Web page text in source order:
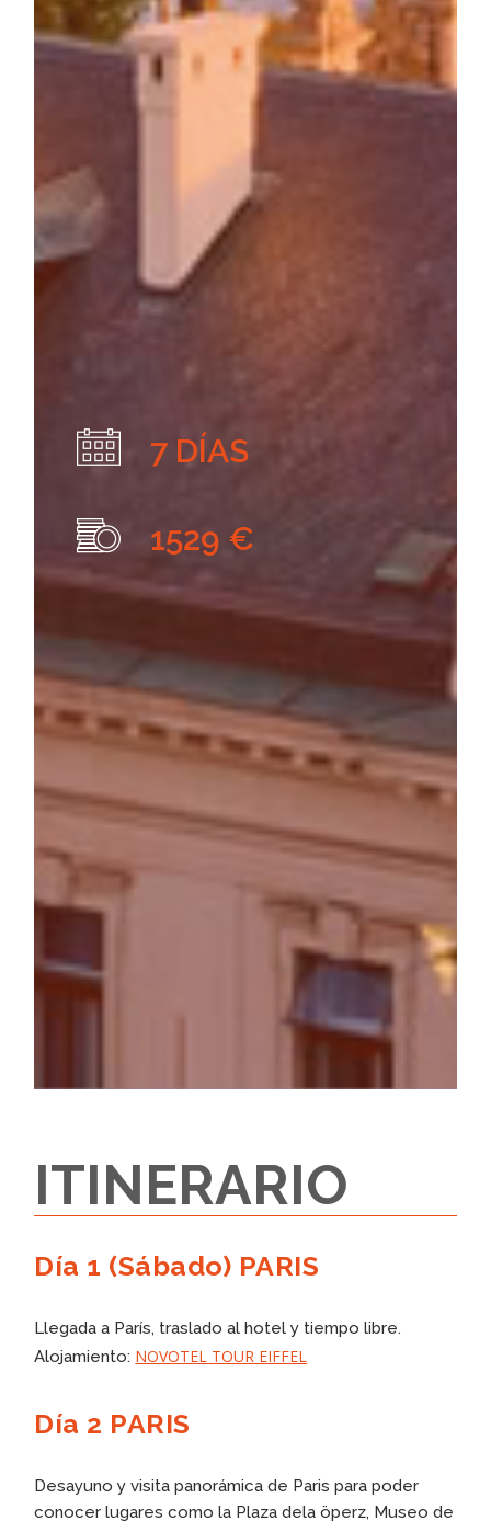
7 DÍAS
1529 €
ITINERARIO
Día 1 (Sábado) PARIS
Llegada a París, traslado al hotel y tiempo libre.
Alojamiento: NOVOTEL TOUR EIFFEL
Día 2 PARIS
Desayuno y visita panorámica de Paris para poder
conocer lugares como la Plaza dela öperz, Museo de